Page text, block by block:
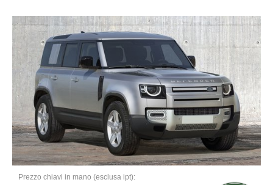
Prezzo chiavi in mano (esclusa ipt):